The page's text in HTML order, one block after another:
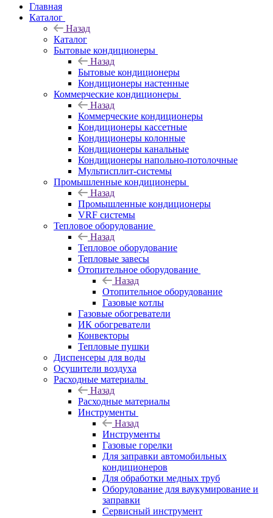
Главная
Каталог
Назад
Каталог
Бытовые кондиционеры
Назад
Бытовые кондиционеры
Кондиционеры настенные
Коммерческие кондиционеры
Назад
Коммерческие кондиционеры
Кондиционеры кассетные
Кондиционеры колонные
Кондиционеры канальные
Кондиционеры напольно-потолочные
Мультисплит-системы
Промышленные кондиционеры
Назад
Промышленные кондиционеры
VRF системы
Тепловое оборудование
Назад
Тепловое оборудование
Тепловые завесы
Отопительное оборудование
Назад
Отопительное оборудование
Газовые котлы
Газовые обогреватели
ИК обогреватели
Конвекторы
Тепловые пушки
Диспенсеры для воды
Осушители воздуха
Расходные материалы
Назад
Расходные материалы
Инструменты
Назад
Инструменты
Газовые горелки
Для заправки автомобильных
кондиционеров
Для обработки медных труб
Оборудование для ваукумирование и
заправки
Сервисный инструмент